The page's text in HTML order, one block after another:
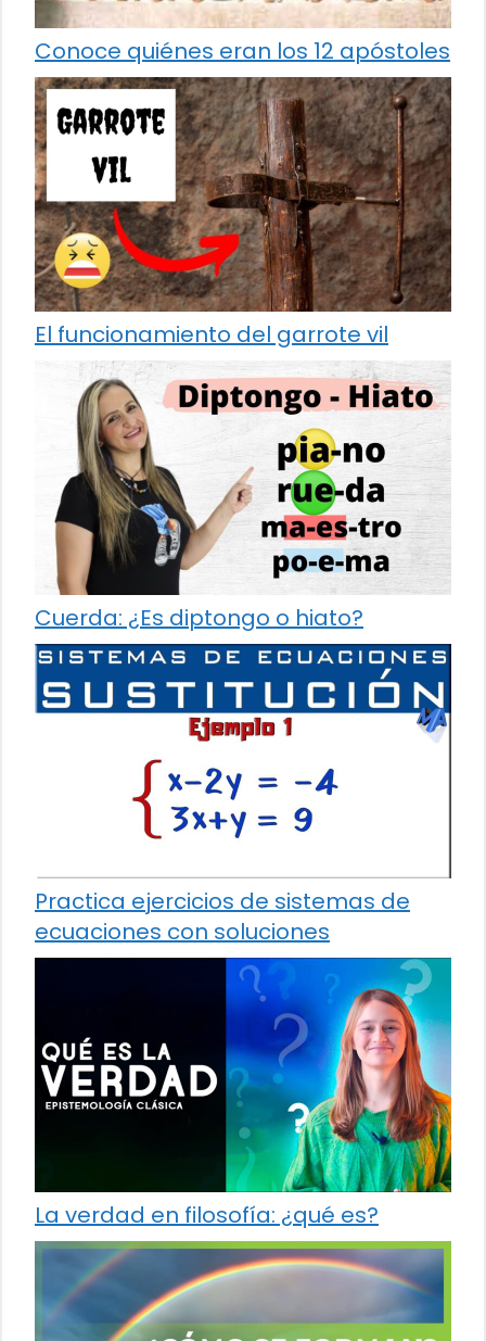
Conoce quiénes eran los 12 apóstoles
El funcionamiento del garrote vil
Cuerda: ¿Es diptongo o hiato?
Practica ejercicios de sistemas de
ecuaciones con soluciones
La verdad en filosofía: ¿qué es?